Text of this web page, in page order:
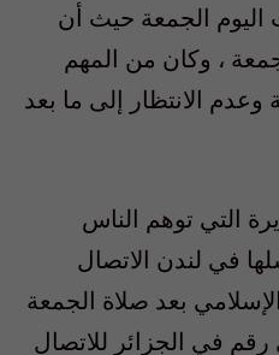
الجمعة حيث أن
، وكان من المهم
الانتظار إلى ما بعد
التي توهم الناس
في لندن الاتصال
بعد صلاة الجمعة
في الجزائر للاتصال